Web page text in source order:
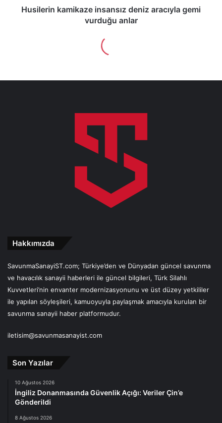
Hakkımızda
SavunmaSanayiST.com; Türkiye’den ve Dünyadan güncel savunma
ve havacılık sanayii haberleri ile güncel bilgileri, Türk Silahlı
Kuvvetleri’nin envanter modernizasyonunu ve üst düzey yetkililer
ile yapılan söyleşileri, kamuoyuyla paylaşmak amacıyla kurulan bir
savunma sanayii haber platformudur.
iletisim@savunmasanayist.com
Son Yazılar
10 Ağustos 2026
İngiliz Donanmasında Güvenlik Açığı: Veriler Çin’e
Gönderildi
8 Ağustos 2026